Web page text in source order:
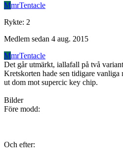
MmrTentacle
Rykte: 2
Medlem sedan 4 aug. 2015
MmrTentacle
Det går utmärkt, iallafall på två
Kretskorten hade sen tidigare
ut dom mot supercic key chip.
Bilder
Före modd:
Och efter: